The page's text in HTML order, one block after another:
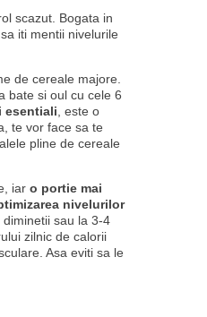
scazut. Bogata in
iti mentii nivelurile
de cereale majore.
bate si oul cu cele 6
esentiali , este o
te vor face sa te
pline de cereale
iar o portie mai
nivelurilor
sau la 3-4
zilnic de calorii
Asa eviti sa le